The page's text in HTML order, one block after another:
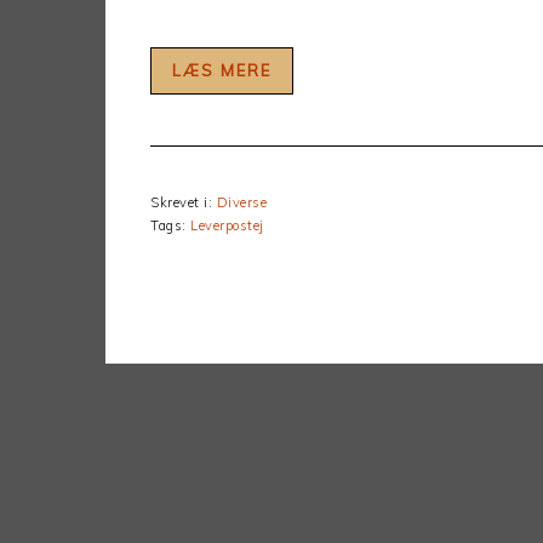
LÆS MERE
Skrevet i: Diverse
Tags: Leverpostej